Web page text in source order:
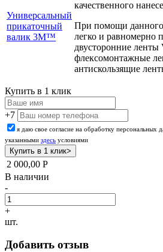
Универсальный
прикаточный
валик 3M™
качественного
При помощи
легко и равномерно
двусторонние
флексомонтажные
антискользящие
Купить в 1 клик
+7
я даю свое согласие на обработку персональных
указанными здесь условиями
2 000,00 Р
В наличии
-
+
шт.
Добавить отзыв